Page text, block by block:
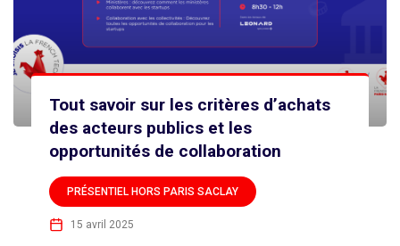
Tout savoir sur les critères d’achats
des acteurs publics et les
opportunités de collaboration
PRÉSENTIEL HORS PARIS SACLAY
15 avril 2025